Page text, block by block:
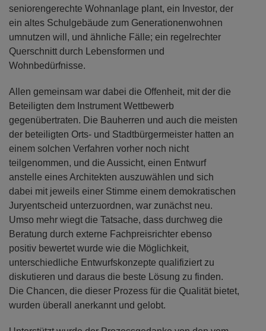
seniorengerechte Wohnanlage plant, ein Investor, der
ein altes Schulgebäude zum Generationenwohnen
umnutzen will, und ähnliche Fälle; ein regelrechter
Querschnitt durch Lebensformen und
Wohnbedürfnisse.
Allen gemeinsam war dabei die Offenheit, mit der die
Beteiligten dem Instrument Wettbewerb
gegenübertraten. Die Bauherren und auch die meisten
der beteiligten Orts- und Stadtbürgermeister hatten an
einem solchen Verfahren vorher noch nicht
teilgenommen, und die Aussicht, einen Entwurf
anstelle eines Architekten auszuwählen und sich
dabei mit jeweils einer Stimme einem demokratischen
Juryentscheid unterzuordnen, war zunächst neu.
Umso mehr wiegt die Tatsache, dass durchweg die
Beratung durch externe Fachpreisrichter ebenso
positiv bewertet wurde wie die Möglichkeit,
unterschiedliche Entwurfskonzepte qualifiziert zu
diskutieren und daraus die beste Lösung zu finden.
Die Chancen, die dieser Prozess für die Qualität bietet,
wurden überall anerkannt und gelobt.